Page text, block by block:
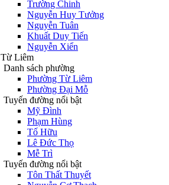
Trường Chinh
Nguyễn Huy Tưởng
Nguyễn Tuân
Khuất Duy Tiến
Nguyễn Xiển
Liêm
Danh sách phường
Phường Từ Liêm
Phường Đại Mỗ
Tuyến đường nổi bật
Mỹ Đình
Phạm Hùng
Tố Hữu
Lê Đức Thọ
Mễ Trì
Tuyến đường nổi bật
Tôn Thất Thuyết